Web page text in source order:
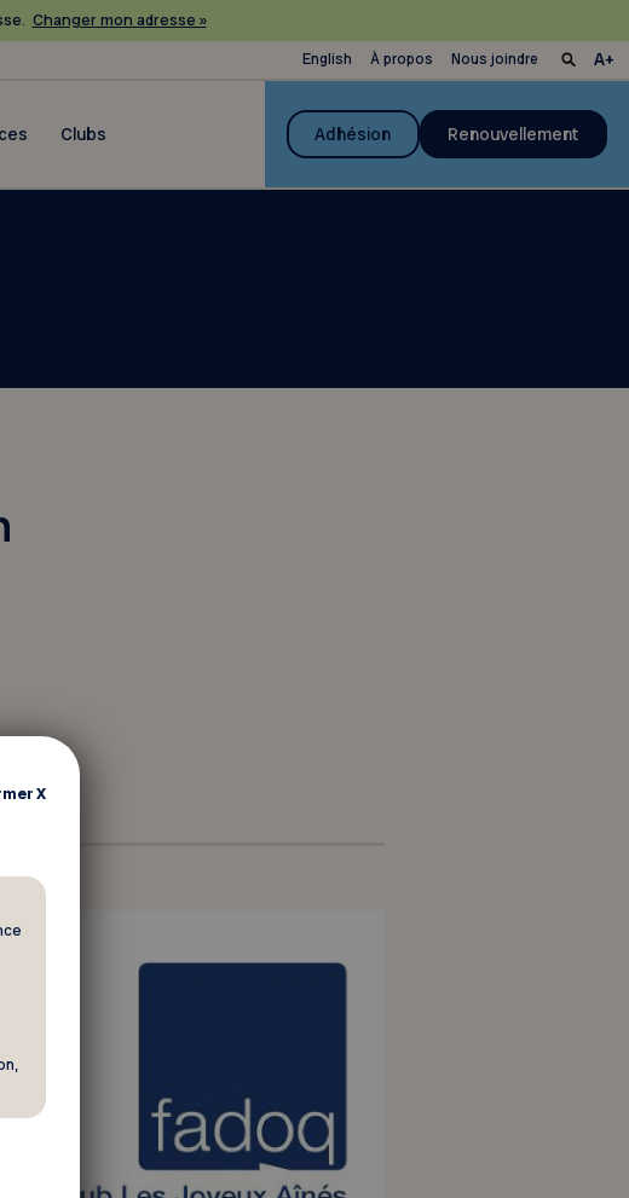
Changer mon adresse »
English À propos Nous joindre
Clubs Adhésion Renouvellement
X